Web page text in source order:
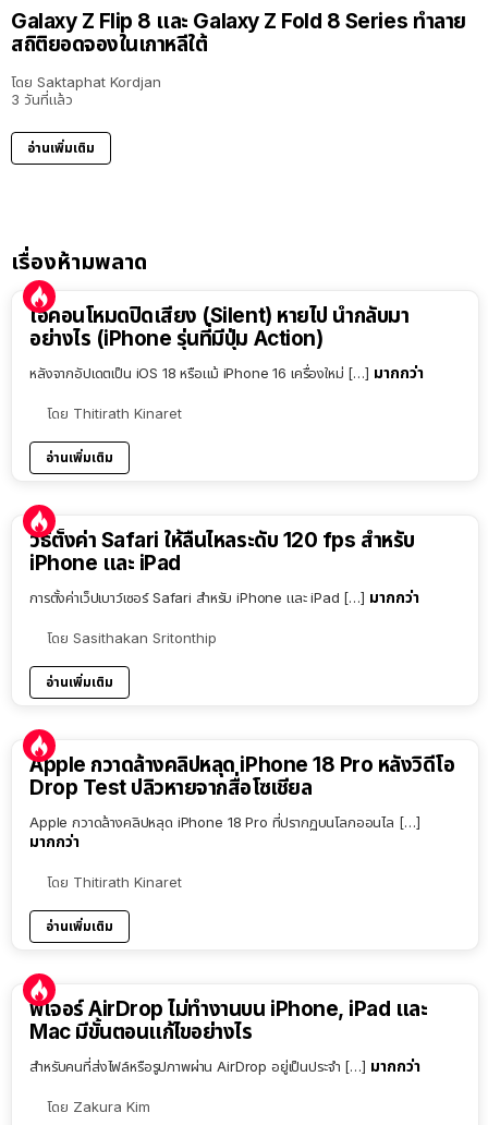
Galaxy Z Flip 8 และ Galaxy Z Fold 8 Series ทำลาย
สถิติยอดจองในเกาหลีใต้
โดย Saktaphat Kordjan
3 วันที่แล้ว
อ่านเพิ่มเติม
เรื่องห้ามพลาด
ไอคอนโหมดปิดเสียง (Silent) หายไป นำกลับมา
อย่างไร (iPhone รุ่นที่มีปุ่ม Action)
หลังจากอัปเดตเป็น iOS 18 หรือแม้ iPhone 16 เครื่องใหม่ […] มากกว่า
โดย Thitirath Kinaret
อ่านเพิ่มเติม
วิธีตั้งค่า Safari ให้ลื่นไหลระดับ 120 fps สำหรับ
iPhone และ iPad
การตั้งค่าเว็ปเบาว์เซอร์ Safari สำหรับ iPhone และ iPad […] มากกว่า
โดย Sasithakan Sritonthip
อ่านเพิ่มเติม
Apple กวาดล้างคลิปหลุด iPhone 18 Pro หลังวิดีโอ
Drop Test ปลิวหายจากสื่อโซเชียล
Apple กวาดล้างคลิปหลุด iPhone 18 Pro ที่ปรากฏบนโลกออนไล […]
มากกว่า
โดย Thitirath Kinaret
อ่านเพิ่มเติม
ฟีเจอร์ AirDrop ไม่ทำงานบน iPhone, iPad และ
Mac มีขั้นตอนแก้ไขอย่างไร
สำหรับคนที่ส่งไฟล์หรือรูปภาพผ่าน AirDrop อยู่เป็นประจำ […] มากกว่า
โดย Zakura Kim